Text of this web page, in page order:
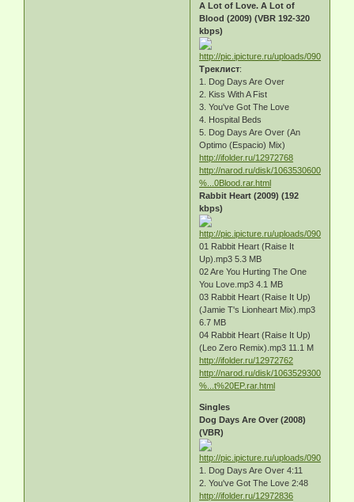
A Lot of Love. A Lot of
Blood (2009) (VBR 192-320
kbps)
Треклист:
1. Dog Days Are Over
2. Kiss With A Fist
3. You've Got The Love
4. Hospital Beds
5. Dog Days Are Over (An
Optimo (Espacio) Mix)
http://ifolder.ru/12972768
http://narod.ru/disk/10635306000/
%...0Blood.rar.html
Rabbit Heart (2009) (192
kbps)
01 Rabbit Heart (Raise It
Up).mp3 5.3 MB
02 Are You Hurting The One
You Love.mp3 4.1 MB
03 Rabbit Heart (Raise It Up)
(Jamie T's Lionheart Mix).mp3
6.7 MB
04 Rabbit Heart (Raise It Up)
(Leo Zero Remix).mp3 11.1 M
http://ifolder.ru/12972762
http://narod.ru/disk/10635293000/
%...t%20EP.rar.html
Singles
Dog Days Are Over (2008)
(VBR)
1. Dog Days Are Over 4:11
2. You've Got The Love 2:48
http://ifolder.ru/12972836